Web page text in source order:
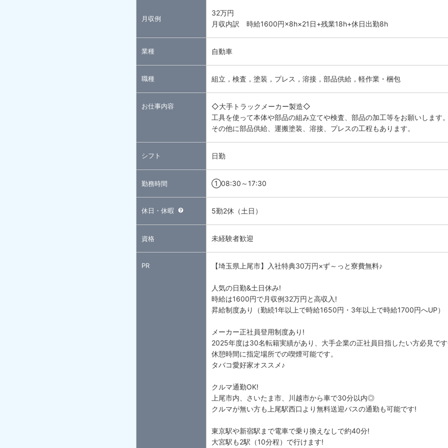
月収例
32万円
月収内訳 時給1600円×8h×21日+残業18h+休日出勤8h
業種 自動車
職種 組立，検査，塗装，プレス，溶接，部品供給，軽作業・梱包
お仕事内容
◇大手トラックメーカー製造◇
工具を使って本体や部品の組み立てや検査、部品の加工等をお願いします
その他に部品供給、運搬塗装、溶接、プレスの工程もあります。
シフト 日勤
勤務時間 ①08:30～17:30
休日・休暇 5勤2休（土日）
資格 未経験者歓迎
PR 【埼玉県上尾市】入社特典30万円×ず～っと寮費無料♪
人気の日勤&土日休み!
時給は1600円で月収例32万円と高収入!
昇給制度あり（勤続1年以上で時給1650円・3年以上で時給1700円へUP）
メーカー正社員登用制度あり!
2025年度は30名転籍実績があり、大手企業の正社員目指したい方必見で
休憩時間に指定場所での喫煙可能です。
タバコ愛好家オススメ♪
クルマ通勤OK!
上尾市内、さいたま市、川越市から車で30分以内◎
クルマが無い方も上尾駅西口より無料送迎バスの通勤も可能です!
東京駅や新宿駅まで電車で乗り換えなしで約40分!
大宮駅も2駅（10分程）で行けます!